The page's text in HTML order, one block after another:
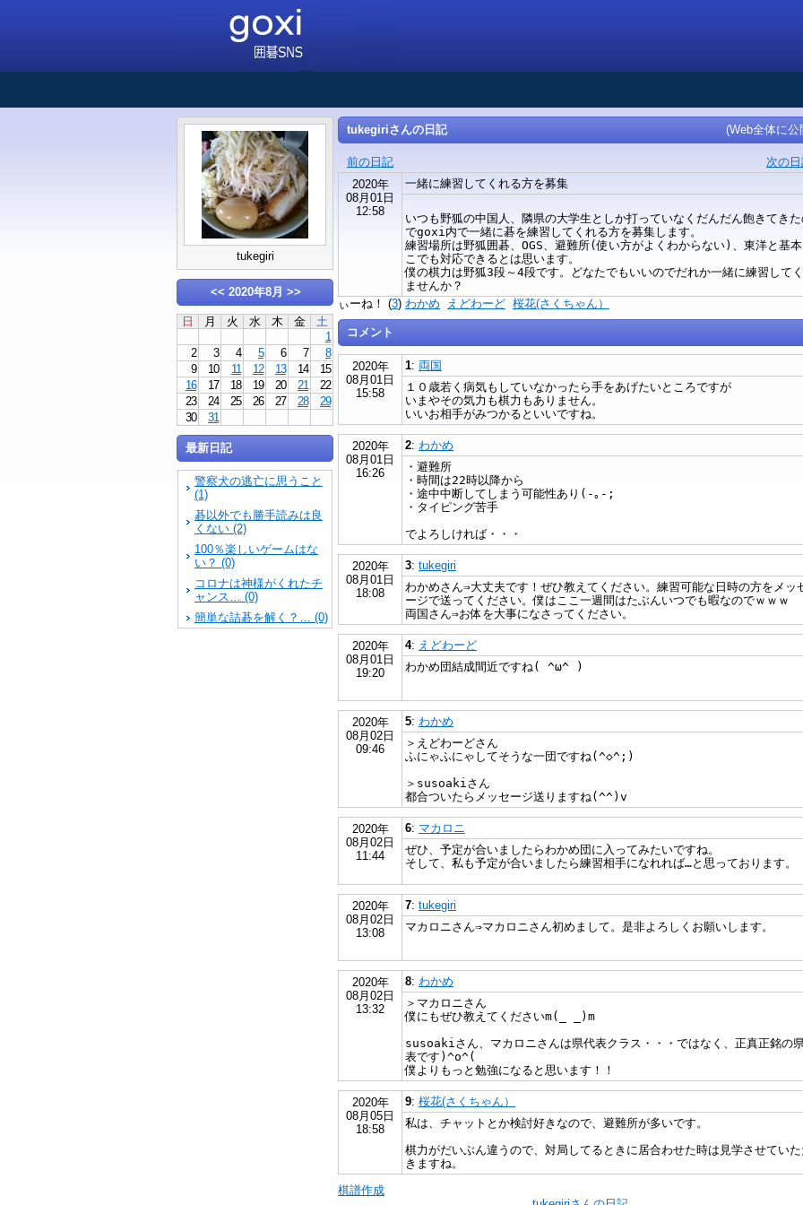
tukegiri
<< 2020年8月 >>
日 月 火 水 木 金
土
1
2
3 4 5 6 7
8
9
10 11 12 13 14
15
16
17 18 19 20 21
22
23
24 25 26 27 28
29
30
31
最新日記
警察犬の逃亡に思うこと
(1)
碁以外でも勝手読みは良
くない (2)
100％楽しいゲームはな
い？ (0)
コロナは神様がくれたチ
ャンス… (0)
簡単な詰碁を解く？… (0)
tukegiriさんの日記 (Web全体に公
前の日記
次の
2020年
08月01日
12:58
一緒に練習してくれる方を募集
いつも野狐の中国人、隣県の大学生としか打っていなくだんだん飽きてき
でgoxi内で一緒に碁を練習してくれる方を募集します。
練習場所は野狐囲碁、OGS、避難所(使い方がよくわからない)、東洋と基
こでも対応できるとは思います。
僕の棋力は野狐3段～4段です。どなたでもいいのでだれか一緒に練習して
ませんか？
ぃーね！ (3) わかめ えどわーど 桜花(さくちゃん）
コメント
2020年
08月01日
15:58
1: 両国
１０歳若く病気もしていなかったら手をあげたいところですが
いまやその気力も棋力もありません。
いいお相手がみつかるといいですね。
2020年
08月01日
16:26
2: わかめ
・避難所
・時間は22時以降から
・途中中断してしまう可能性あり(-｡-;
・タイピング苦手
でよろしければ・・・
2020年
08月01日
18:08
3: tukegiri
わかめさん⇒大丈夫です！ぜひ教えてください。練習可能な日時の方をメッ
ージで送ってください。僕はここ一週間はたぶんいつでも暇なのでｗｗｗ
両国さん⇒お体を大事になさってください。
2020年
08月01日
19:20
4: えどわーど
わかめ団結成間近ですね( ^ω^ )
2020年
08月02日
09:46
5: わかめ
＞えどわーどさん
ふにゃふにゃしてそうな一団ですね(^◇^;)
＞susoakiさん
都合ついたらメッセージ送りますね(^^)v
2020年
08月02日
11:44
6: マカロニ
ぜひ、予定が合いましたらわかめ団に入ってみたいですね。
そして、私も予定が合いましたら練習相手になれれば…と思っております。
2020年
08月02日
13:08
7: tukegiri
マカロニさん⇒マカロニさん初めまして。是非よろしくお願いします。
2020年
08月02日
13:32
8: わかめ
＞マカロニさん
僕にもぜひ教えてくださいm(_ _)m
susoakiさん、マカロニさんは県代表クラス・・・ではなく、正真正銘の
表です)^o^(
僕よりもっと勉強になると思います！！
2020年
08月05日
18:58
9: 桜花(さくちゃん）
私は、チャットとか検討好きなので、避難所が多いです。
棋力がだいぶん違うので、対局してるときに居合わせた時は見学させてい
きますね。
棋譜作成